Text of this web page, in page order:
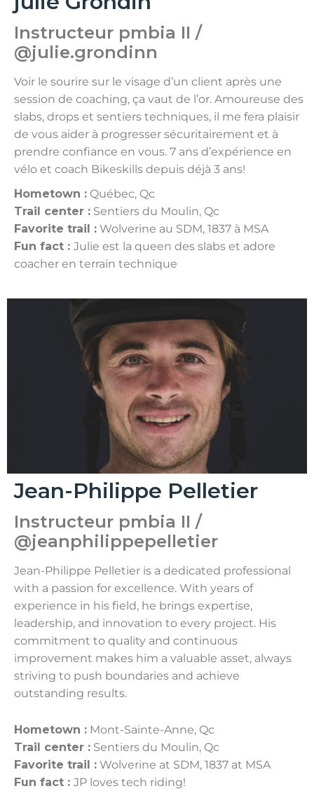
Instructeur pmbia II /
@julie.grondinn
Voir le sourire sur le visage d’un client après une
session de coaching, ça vaut de l’or. Amoureuse des
slabs, drops et sentiers techniques, il me fera plaisir
de vous aider à progresser sécuritairement et à
prendre confiance en vous. 7 ans d’expérience en
vélo et coach Bikeskills depuis déjà 3 ans!
Hometown : Québec, Qc
Trail center : Sentiers du Moulin, Qc
Favorite trail : Wolverine au SDM, 1837 à MSA
Fun fact : Julie est la queen des slabs et adore
coacher en terrain technique
Jean-Philippe Pelletier
Instructeur pmbia II /
@jeanphilippepelletier
Jean-Philippe Pelletier is a dedicated professional
with a passion for excellence. With years of
experience in his field, he brings expertise,
leadership, and innovation to every project. His
commitment to quality and continuous
improvement makes him a valuable asset, always
striving to push boundaries and achieve
outstanding results.
Hometown : Mont-Sainte-Anne, Qc
Trail center : Sentiers du Moulin, Qc
Favorite trail : Wolverine at SDM, 1837 at MSA
Fun fact : JP loves tech riding!